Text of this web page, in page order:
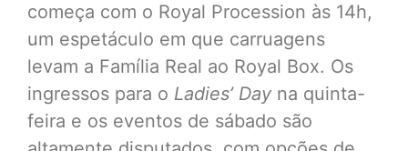
começa com o Royal Procession às 14h,
um espetáculo em que carruagens
levam a Família Real ao Royal Box. Os
ingressos para o Ladies’ Day na quinta-
feira e os eventos de sábado são